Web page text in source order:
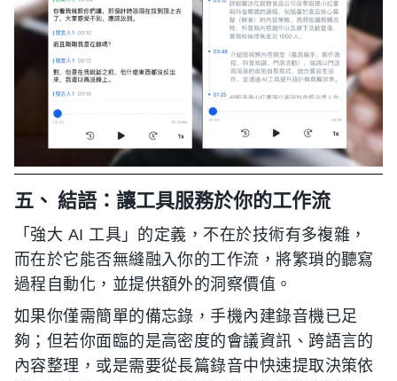
五、 結語：讓工具服務於你的工作流
「強大 AI 工具」的定義，不在於技術有多複雜，
而在於它能否無縫融入你的工作流，將繁瑣的聽寫
過程自動化，並提供額外的洞察價值。
如果你僅需簡單的備忘錄，手機內建錄音機已足
夠；但若你面臨的是高密度的會議資訊、跨語言的
內容整理，或是需要從長篇錄音中快速提取決策依